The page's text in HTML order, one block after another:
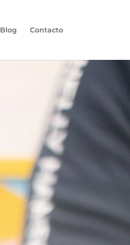
Blog Contacto